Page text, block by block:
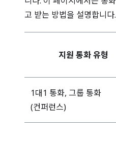
고 받는 방법을 설명합니다.
지원 통화 유형
1대1 통화, 그룹 통화
(컨퍼런스)